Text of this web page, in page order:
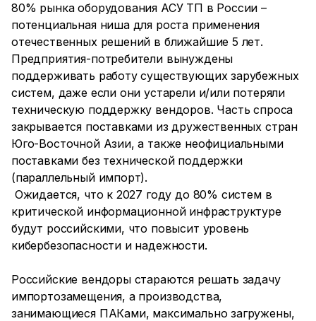
80% рынка оборудования АСУ ТП в России –
потенциальная ниша для роста применения
отечественных решений в ближайшие 5 лет.
Предприятия-потребители вынуждены
поддерживать работу существующих зарубежных
систем, даже если они устарели и/или потеряли
техническую поддержку вендоров. Часть спроса
закрывается поставками из дружественных стран
Юго-Восточной Азии, а также неофициальными
поставками без технической поддержки
(параллельный импорт).
Ожидается, что к 2027 году до 80% систем в
критической информационной инфраструктуре
будут российскими, что повысит уровень
кибербезопасности и надежности.
Российские вендоры стараются решать задачу
импортозамещения, а производства,
занимающиеся ПАКами, максимально загружены,